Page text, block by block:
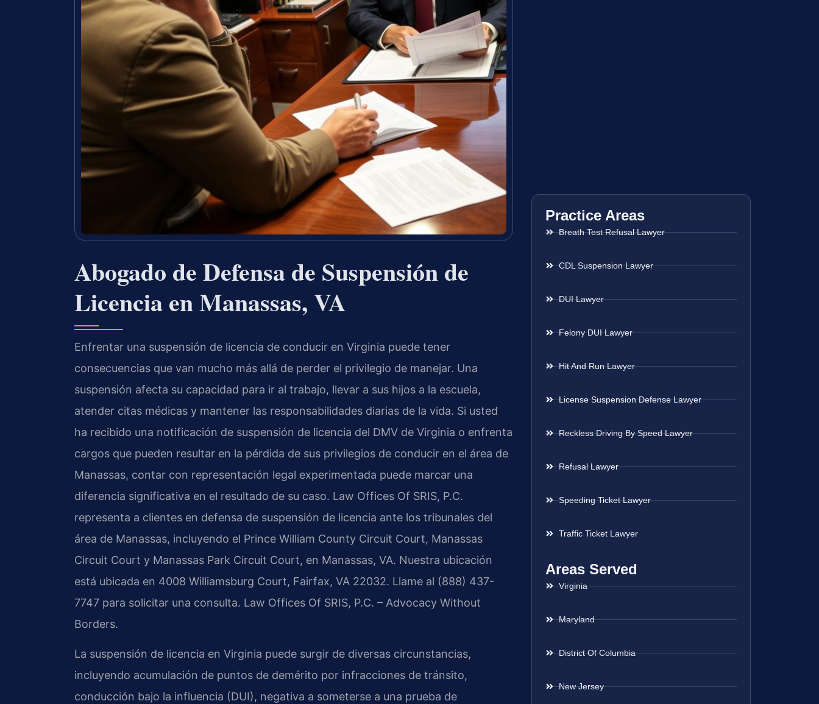
Abogado de Defensa de Suspensión de
Licencia en Manassas, VA
Enfrentar una suspensión de licencia de conducir en Virginia puede tener
consecuencias que van mucho más allá de perder el privilegio de manejar. Una
suspensión afecta su capacidad para ir al trabajo, llevar a sus hijos a la escuela,
atender citas médicas y mantener las responsabilidades diarias de la vida. Si usted
ha recibido una notificación de suspensión de licencia del DMV de Virginia o enfrenta
cargos que pueden resultar en la pérdida de sus privilegios de conducir en el área de
Manassas, contar con representación legal experimentada puede marcar una
diferencia significativa en el resultado de su caso. Law Offices Of SRIS, P.C.
representa a clientes en defensa de suspensión de licencia ante los tribunales del
área de Manassas, incluyendo el Prince William County Circuit Court, Manassas
Circuit Court y Manassas Park Circuit Court, en Manassas, VA. Nuestra ubicación
está ubicada en 4008 Williamsburg Court, Fairfax, VA 22032. Llame al (888) 437-
7747 para solicitar una consulta. Law Offices Of SRIS, P.C. – Advocacy Without
Borders.
La suspensión de licencia en Virginia puede surgir de diversas circunstancias,
incluyendo acumulación de puntos de demérito por infracciones de tránsito,
conducción bajo la influencia (DUI), negativa a someterse a una prueba de
Practice Areas
Breath Test Refusal Lawyer
CDL Suspension Lawyer
DUI Lawyer
Felony DUI Lawyer
Hit And Run Lawyer
License Suspension Defense Lawyer
Reckless Driving By Speed Lawyer
Refusal Lawyer
Speeding Ticket Lawyer
Traffic Ticket Lawyer
Areas Served
Virginia
Maryland
District Of Columbia
New Jersey